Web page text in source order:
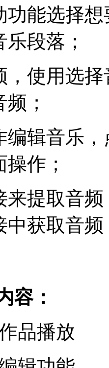
功能选择
段落；
，使用选
；
编辑音乐
作；
来提取音
中获取音频
容：
品播放